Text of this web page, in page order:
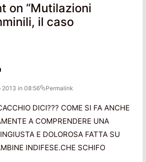
on “Mutilazioni
il caso
2013 in 08:56 Permalink
DICI??? COME SI FA ANCHE
A COMPRENDERE UNA
E DOLOROSA FATTA SU
INDIFESE.CHE SCHIFO